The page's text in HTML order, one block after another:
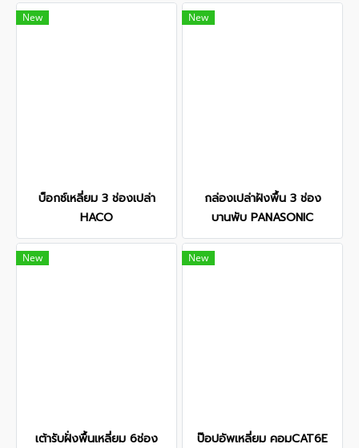
New
บ็อกซ์เหลี่ยม 3 ช่องเปล่า
HACO
New
กล่องเปล่าฝังพื้น 3 ช่อง
บานพับ PANASONIC
New
เต้ารับฝั่งพื้นเหลี่ยม 6ช่อง
New
ป๊อปอัพเหลี่ยม คอมCAT6E